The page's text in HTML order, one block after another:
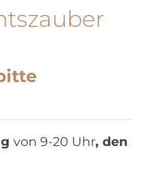
von 9-20 Uhr, den